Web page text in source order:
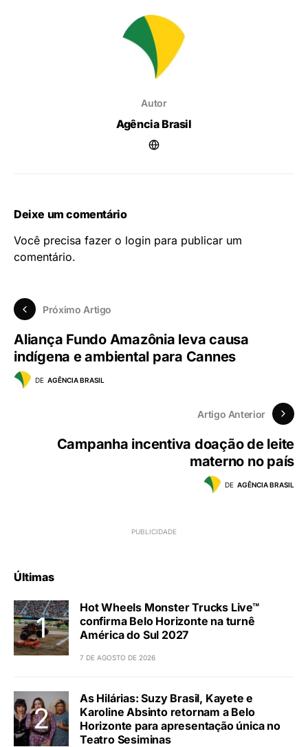
Autor
Agência Brasil
Deixe um comentário
Você precisa fazer o login para publicar um
comentário.
Próximo Artigo
Aliança Fundo Amazônia leva causa
indígena e ambiental para Cannes
DE AGÊNCIA BRASIL
Artigo Anterior
Campanha incentiva doação de leite
materno no país
DE AGÊNCIA BRASIL
Últimas
Hot Wheels Monster Trucks Live™
confirma Belo Horizonte na turnê
América do Sul 2027
7 DE AGOSTO DE 2026
As Hilárias: Suzy Brasil, Kayete e
Karoline Absinto retornam a Belo
Horizonte para apresentação única no
Teatro Sesiminas